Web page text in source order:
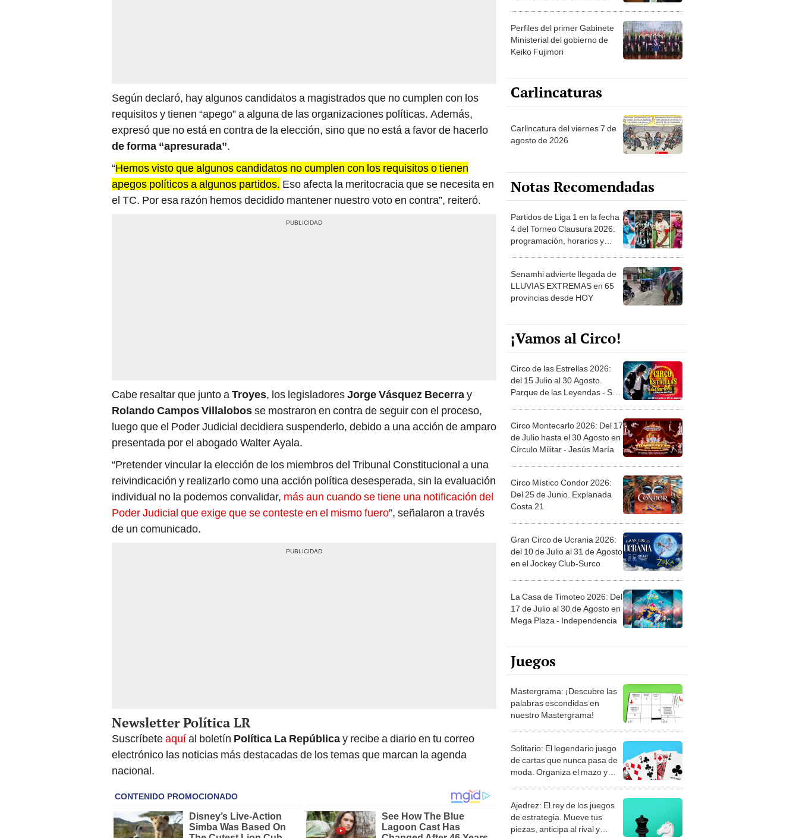
Según declaró, hay algunos candidatos a magistrados que no cumplen con los
requisitos y tienen “apego” a alguna de las organizaciones políticas. Además,
expresó que no está en contra de la elección, sino que no está a favor de hacerlo
de forma “apresurada”.
“Hemos visto que algunos candidatos no cumplen con los requisitoso tienen
apegos políticos a algunos partidos. Eso afecta la meritocracia que se necesita en
el TC. Por esa razón hemos decidido mantener nuestro voto en contra”, reiteró.
Cabe resaltar que junto a Troyes, los legisladoresJorge Vásquez Becerray
Rolando Campos Villalobosse mostraron en contra de seguir con el proceso,
luego que el Poder Judicial decidiera suspenderlo, debido a una acción de amparo
presentada por el abogado Walter Ayala.
“Pretender vincular la elección de los miembros del Tribunal Constitucional a una
reivindicación y realizarlo como una acción política desesperada, sin la evaluación
individual no la podemos convalidar, más aun cuando se tiene una notificación del
Poder Judicial que exige que se conteste en el mismo fuero”, señalaron a través
de un comunicado.
Newsletter Política LR
Suscríbeteaquíal boletín Política La Repúblicay recibe a diario en tu correo
electrónico las noticias más destacadas de los temas que marcan la agenda
nacional.
Perfiles del primer Gabinete
Ministerial del gobierno de
Keiko Fujimori
Carlincaturas
Carlincatura del viernes 7 de
agosto de 2026
Notas Recomendadas
Partidos de Liga 1 en la fecha
4 del Torneo Clausura 2026:
programación, horarios y
Senamhi advierte llegada de
LLUVIAS EXTREMAS en 65
provincias desde HOY
¡Vamos al Circo!
Circo de las Estrellas 2026:
del 15 Julio al 30 Agosto.
Parque de las Leyendas - San
Circo Montecarlo 2026: Del 17
de Julio hasta el 30 Agosto en
Círculo Militar - Jesús María
Circo Místico Condor 2026:
Del 25 de Junio. Explanada
Costa 21
Gran Circo de Ucrania 2026:
del 10 de Julio al 31 de Agosto
en el Jockey Club-Surco
La Casa de Timoteo 2026: Del
17 de Julio al 30 de Agosto en
Mega Plaza - Independencia
Juegos
Mastergrama: ¡Descubre las
palabras escondidas en
nuestro Mastergrama!
Solitario: El legendario juego
de cartas que nunca pasa de
moda. Organiza el mazo y
Ajedrez: El rey de los juegos
de estrategia. Mueve tus
piezas, anticipa al rival y